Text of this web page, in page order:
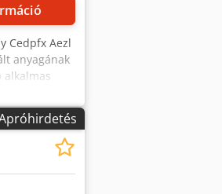
Cedpfx Aezl
anyagának
alkalmas
motor: 12,5
Szállítási